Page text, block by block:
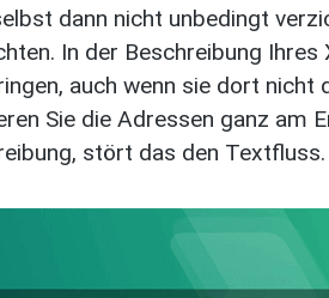
dann nicht unbedingt
In der Beschreibung Ihres
auch wenn sie dort nicht
Sie die Adressen ganz am
stört das den Textfluss.